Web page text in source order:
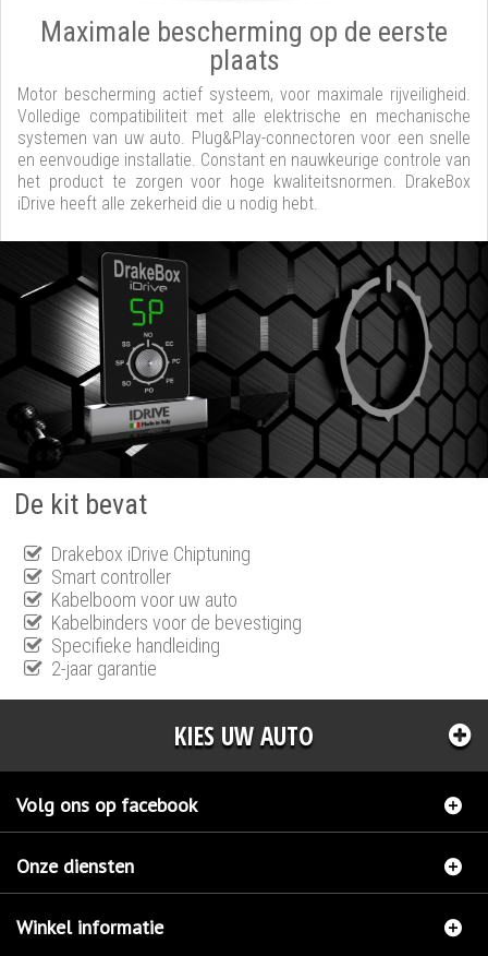
Maximale bescherming op de eerste
plaats
Motor bescherming actief systeem, voor maximale rijveiligheid.
Volledige compatibiliteit met alle elektrische en mechanische
systemen van uw auto. Plug&Play-connectoren voor een snelle
en eenvoudige installatie. Constant en nauwkeurige controle van
het product te zorgen voor hoge kwaliteitsnormen. DrakeBox
iDrive heeft alle zekerheid die u nodig hebt.
De kit bevat
Drakebox iDrive Chiptuning
Smart controller
Kabelboom voor uw auto
Kabelbinders voor de bevestiging
Specifieke handleiding
2-jaar garantie
KIES UW AUTO
Volg ons op facebook
Onze diensten
Winkel informatie